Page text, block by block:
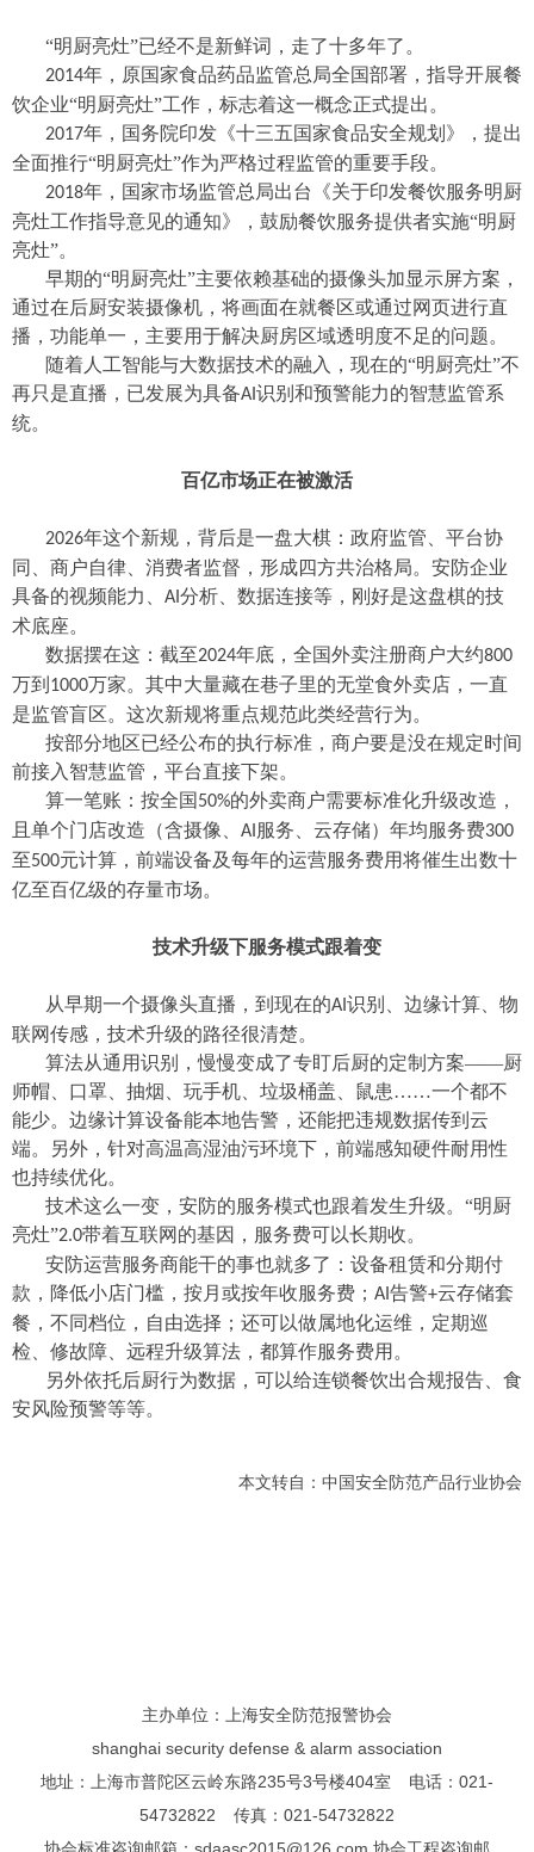
“明厨亮灶”已经不是新鲜词，走了十多年了。
2014年，原国家食品药品监管总局全国部署，指导开展餐
饮企业“明厨亮灶”工作，标志着这一概念正式提出。
2017年，国务院印发《十三五国家食品安全规划》，提出
全面推行“明厨亮灶”作为严格过程监管的重要手段。
2018年，国家市场监管总局出台《关于印发餐饮服务明厨
亮灶工作指导意见的通知》，鼓励餐饮服务提供者实施“明厨
亮灶”。
早期的“明厨亮灶”主要依赖基础的摄像头加显示屏方案，
通过在后厨安装摄像机，将画面在就餐区或通过网页进行直
播，功能单一，主要用于解决厨房区域透明度不足的问题。
随着人工智能与大数据技术的融入，现在的“明厨亮灶”不
再只是直播，已发展为具备AI 识别和预警能力的智慧监管系
统。
百亿市场正在被激活
2026年这个新规，背后是一盘大棋：政府监管、平台协
同、商户自律、消费者监督，形成四方共治格局。安防企业
具备的视频能力、 AI 分析、数据连接等，刚好是这盘棋的技
术底座。
数据摆在这：截至2024年底，全国外卖注册商户大约800
万到 1000万家。其中大量藏在巷子里的无堂食外卖店，一直
是监管盲区。这次新规将重点规范此类经营行为。
按部分地区已经公布的执行标准，商户要是没在规定时间
前接入智慧监管，平台直接下架。
算一笔账：按全国 50%的外卖商户需要标准化升级改造，
且单个门店改造（含摄像、 AI 服务、云存储）年均服务费300
至500元计算，前端设备及每年的运营服务费用将催生出数十
亿至百亿级的存量市场。
技术升级下服务模式跟着变
从早期一个摄像头直播，到现在的AI 识别、边缘计算、物
联网传感，技术升级的路径很清楚。
算法从通用识别，慢慢变成了专盯后厨的定制方案——厨
师帽、口罩、抽烟、玩手机、垃圾桶盖、鼠患……一个都不
能少。边缘计算设备能本地告警，还能把违规数据传到云
端。另外，针对高温高湿油污环境下，前端感知硬件耐用性
也持续优化。
技术这么一变，安防的服务模式也跟着发生升级。“明厨
亮灶”2.0带着互联网的基因，服务费可以长期收。
安防运营服务商能干的事也就多了：设备租赁和分期付
款，降低小店门槛，按月或按年收服务费； AI 告警+云存储套
餐，不同档位，自由选择；还可以做属地化运维，定期巡
检、修故障、远程升级算法，都算作服务费用。
另外依托后厨行为数据，可以给连锁餐饮出合规报告、食
安风险预警等等。
本文转自：中国安全防范产品行业协会
主办单位：上海安全防范报警协会
shanghai security defense & alarm association
地址：上海市普陀区云岭东路235号3号楼404室 电话：021-
54732822 传真：021-54732822